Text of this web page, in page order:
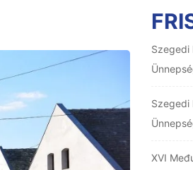
Szegedi
Szegedi
XVI